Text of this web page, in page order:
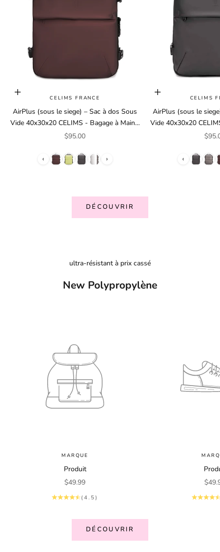
Choisir les optionsCELIMS FRANCE
AirPlus (sous le siege) – Sac à dos Sous
Vide 40x30x20 CELIMS - Bagage à Main -
Imperméable - Compartiment Ordinateur
Prix de vente
$95.00
‹ ›
Choisir les options
CELIMS
AirPlus (sous le
Vide 40x30x20
Imperméable - Prix
‹
DÉCOUVRIR
ultra-résistant à prix cassé
New Polypropylène
MARQUE
Produit
Prix de vente
$49.99
(4.5)
Prix
DÉCOUVRIR